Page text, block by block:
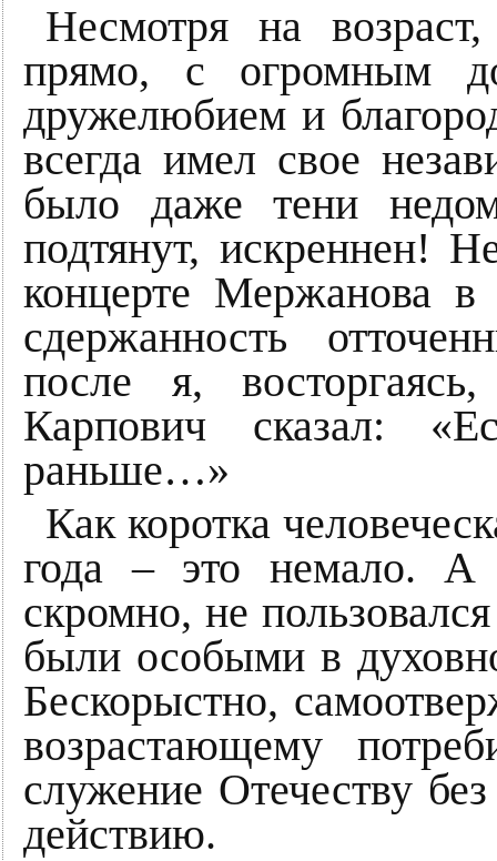
Несмотря на
прямо, с огромным
дружелюбием и
всегда имел свое
было даже тени
подтянут, искреннен!
концерте Мержанова в
сдержанность
после я,
Карпович сказал:
раньше…»
Как коротка
года – это немало. А
скромно, не
были особыми в
Бескорыстно,
возрастающему
cлужение Отечеству
действию.